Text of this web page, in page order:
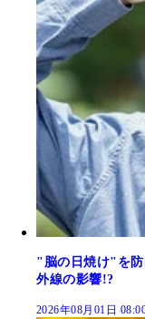
"脳の日焼け"を
外線の影響!?
2026年08月01日